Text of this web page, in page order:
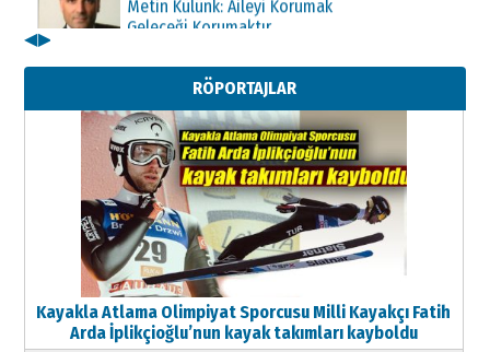
11 Mayıs 2026 Pazartesi
◀▶
RÖPORTAJLAR
Kayakla Atlama Olimpiyat Sporcusu Milli Kayakçı Fatih
Arda İplikçioğlu’nun kayak takımları kayboldu